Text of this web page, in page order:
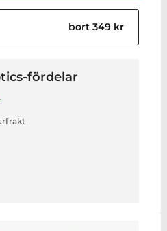
bort 349 kr
fördelar